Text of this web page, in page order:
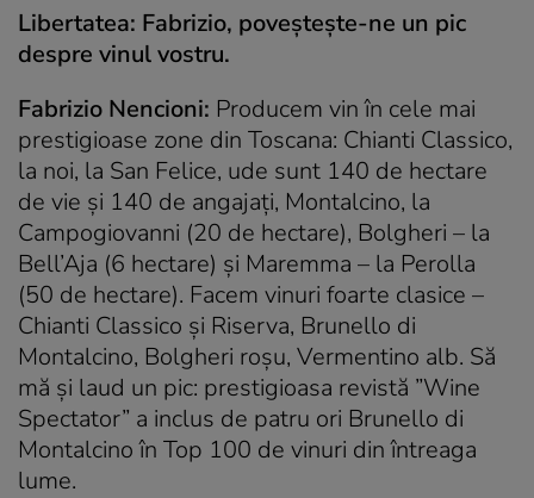
Libertatea: Fabrizio, poveşteşte-ne un pic
despre vinul vostru.
Fabrizio Nencioni: Producem vin în cele mai
prestigioase zone din Toscana: Chianti Classico,
la noi, la San Felice, ude sunt 140 de hectare
de vie şi 140 de angajaţi, Montalcino, la
Campogiovanni (20 de hectare), Bolgheri – la
Bell’Aja (6 hectare) şi Maremma – la Perolla
(50 de hectare). Facem vinuri foarte clasice –
Chianti Classico şi Riserva, Brunello di
Montalcino, Bolgheri roşu, Vermentino alb. Să
mă şi laud un pic: prestigioasa revistă ”Wine
Spectator” a inclus de patru ori Brunello di
Montalcino în Top 100 de vinuri din întreaga
lume.